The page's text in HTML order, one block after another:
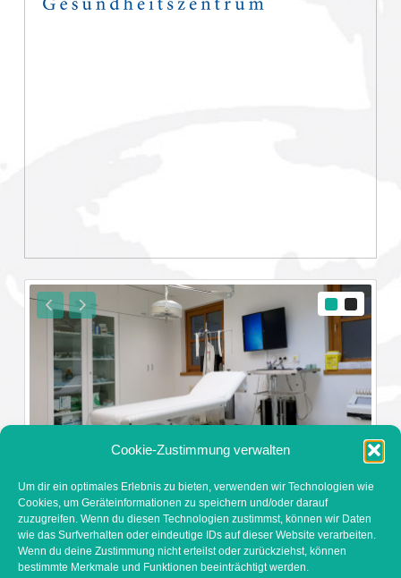
Cookie-Zustimmung verwalten
Um dir ein optimales Erlebnis zu bieten, verwenden wir Technologien wie
Cookies, um Geräteinformationen zu speichern und/oder darauf
zuzugreifen. Wenn du diesen Technologien zustimmst, können wir Daten
wie das Surfverhalten oder eindeutige IDs auf dieser Website verarbeiten.
Wenn du deine Zustimmung nicht erteilst oder zurückziehst, können
bestimmte Merkmale und Funktionen beeinträchtigt werden.